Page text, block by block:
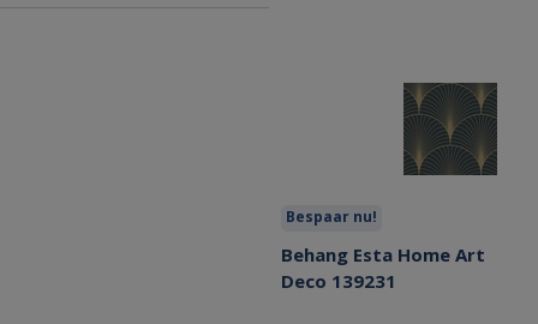
Bespaar nu!
Behang Esta Home Art
Deco 139231